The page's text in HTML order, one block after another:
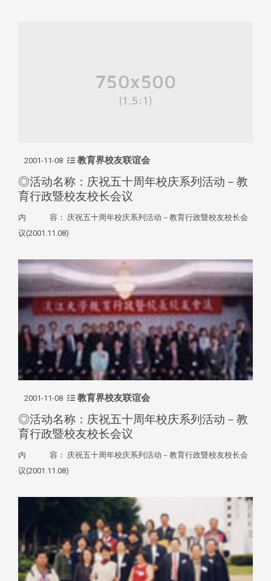
2001-11-08 教育界校友联谊会
◎活动名称：庆祝五十周年校庆系列活动－教
育行政暨校友校长会议
内 容： 庆祝五十周年校庆系列活动－教育行政暨校友校长会
议(2001.11.08)
2001-11-08 教育界校友联谊会
◎活动名称：庆祝五十周年校庆系列活动－教
育行政暨校友校长会议
内 容： 庆祝五十周年校庆系列活动－教育行政暨校友校长会
议(2001.11.08)